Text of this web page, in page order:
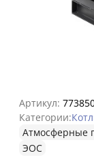
Артикул:
Категории:
Атмосферные
ЭОС